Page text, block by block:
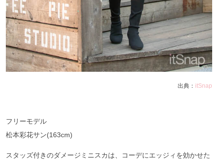
出典： itSnap
フリーモデル
松本彩花サン(163cm)
スタッズ付きのダメージミニスカは、コーデにエッジィを効かせた